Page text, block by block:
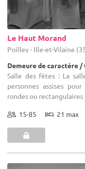
Le Haut Morand
Poilley - Ille-et-Vilaine
Demeure de caractère /
Salle des fêtes : La
personnes assises
rondes ou
15-85 21 max